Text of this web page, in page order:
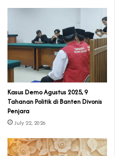
‎Kasus Demo Agustus 2025, 9
Tahanan Politik di Banten Divonis
Penjara
July 22, 2026